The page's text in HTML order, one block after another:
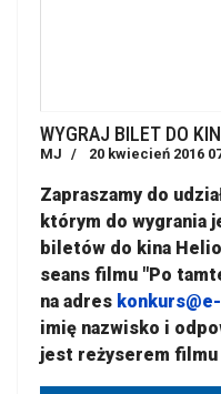
WYGRAJ BILET DO
MJ 20 kwiecień 2016
Zapraszamy do
którym do wygrania
biletów do kina
seans filmu "Po
na adres
imię nazwisko i
jest reżyserem